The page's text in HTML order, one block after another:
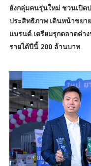
ยังกลุ่มคนรุ่นใหม่ ชวนเปิด
ประสิทธิภาพ เดินหน้าขยา
แบรนด์ เตรียมรุกตลาดต่า
รายได้ปีนี้ 200 ล้านบาท